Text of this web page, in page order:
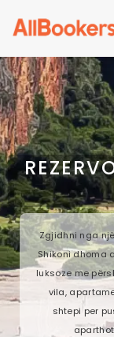
Zgjidhni nga
Shikoni dhoma
luksoze me
vila,
shtepi per